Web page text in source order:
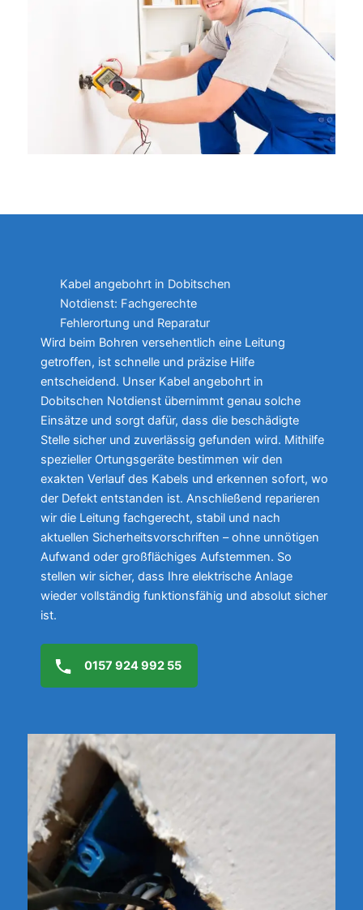
Kabel angebohrt in Dobitschen
Notdienst: Fachgerechte
Fehlerortung und Reparatur
Wird beim Bohren versehentlich eine Leitung
getroffen, ist schnelle und präzise Hilfe
entscheidend. Unser Kabel angebohrt in
Dobitschen Notdienst übernimmt genau solche
Einsätze und sorgt dafür, dass die beschädigte
Stelle sicher und zuverlässig gefunden wird. Mithilfe
spezieller Ortungsgeräte bestimmen wir den
exakten Verlauf des Kabels und erkennen sofort, wo
der Defekt entstanden ist. Anschließend reparieren
wir die Leitung fachgerecht, stabil und nach
aktuellen Sicherheitsvorschriften – ohne unnötigen
Aufwand oder großflächiges Aufstemmen. So
stellen wir sicher, dass Ihre elektrische Anlage
wieder vollständig funktionsfähig und absolut sicher
ist.
0157 924 992 55